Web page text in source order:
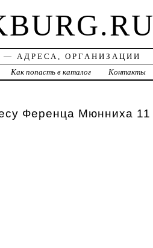
АДРЕСА, ОРГАНИЗАЦИИ
Как попасть в каталог Контакты
Ференца Мюнниха 11